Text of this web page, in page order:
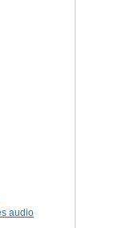
audio